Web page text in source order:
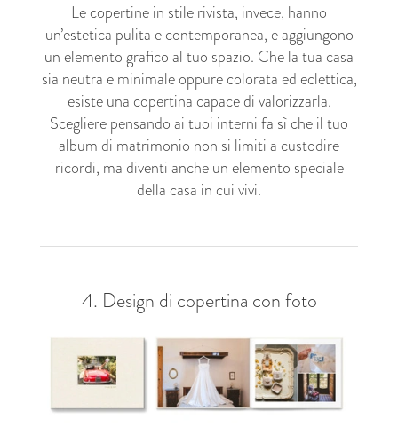
Le copertine in stile rivista, invece, hanno
un’estetica pulita e contemporanea, e aggiungono
un elemento grafico al tuo spazio. Che la tua casa
sia neutra e minimale oppure colorata ed eclettica,
esiste una copertina capace di valorizzarla.
Scegliere pensando ai tuoi interni fa sì che il tuo
album di matrimonio non si limiti a custodire
ricordi, ma diventi anche un elemento speciale
della casa in cui vivi.
4. Design di copertina con foto